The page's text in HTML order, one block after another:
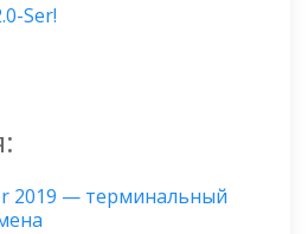
Ser!
2019 — терминальный